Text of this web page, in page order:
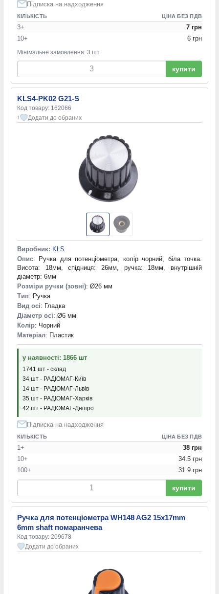
Підписка на надходження
КІЛЬКІСТЬ ЦІНА БЕЗ ПДВ
3+
7 грн
10+
6 грн
Мінімальне замовлення: 3 шт
купити
KLS4-PK02 G21-S
Код товару: 162066
1 Додати до обраних
Виробник: KLS
Опис: Ручка для потенціометра, колір чорний, біла точка.
Висота: 18мм, спідниця: 26мм, ручка: 18мм, внутрішній
діаметр: 6мм
Розміри ручки (зовні): Ø26 мм
Тип: Ручка
Вид осі: Гладка
Діаметр осі: Ø6 мм
Колір: Чорний
Матеріал: Пластик
у наявності: 1866 шт
1741 шт - склад
34 шт - РАДІОМАГ-Київ
14 шт - РАДІОМАГ-Львів
35 шт - РАДІОМАГ-Харків
42 шт - РАДІОМАГ-Дніпро
Підписка на надходження
КІЛЬКІСТЬ ЦІНА БЕЗ ПДВ
1+
38 грн
10+
34.5 грн
100+
31.9 грн
купити
Ручка для потенціометра WH148 AG2 15x17mm
6mm shaft помаранчева
Код товару: 209678
Додати до обраних